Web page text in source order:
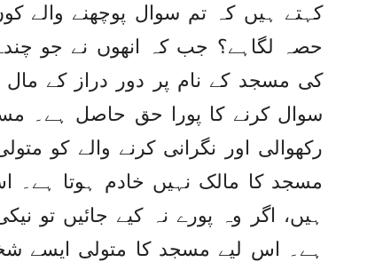
کہتے ہیں کہ تم سوال پوچھنے والے
حصہ لگاہے؟ جب کہ انھوں نے جو
کی مسجد کے نام پر دور دراز کے
سوال کرنے کا پورا حق حاصل ہے۔
رکھوالی اور نگرانی کرنے والے کو
مسجد کا مالک نہیں خادم ہوتا
ہیں، اگر وہ پورے نہ کیے جائیں تو
ہے۔ اس لیے مسجد کا متولی ایسے